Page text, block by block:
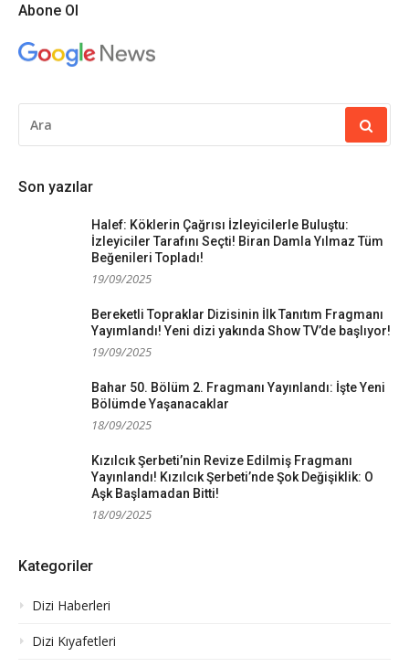
Abone Ol
YAP:
Son yazılar
Halef: Köklerin Çağrısı İzleyicilerle Buluştu:
İzleyiciler Tarafını Seçti! Biran Damla Yılmaz Tüm
Beğenileri Topladı!
19/09/2025
Bereketli Topraklar Dizisinin İlk Tanıtım Fragmanı
Yayımlandı! Yeni dizi yakında Show TV’de başlıyor!
19/09/2025
Bahar 50. Bölüm 2. Fragmanı Yayınlandı: İşte Yeni
Bölümde Yaşanacaklar
18/09/2025
Kızılcık Şerbeti’nin Revize Edilmiş Fragmanı
Yayınlandı! Kızılcık Şerbeti’nde Şok Değişiklik: O
Aşk Başlamadan Bitti!
18/09/2025
Kategoriler
Dizi Haberleri
Dizi Kıyafetleri